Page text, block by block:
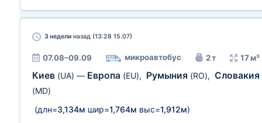
3 недели назад (13:28 15.07)
07.08–09.09 микроавтобус 2 т 17 м³
Киев (UA) — Европа (EU), Румыния (RO), Словакия
(MD)
(длн=3,134м шир=1,764м выс=1,912м)